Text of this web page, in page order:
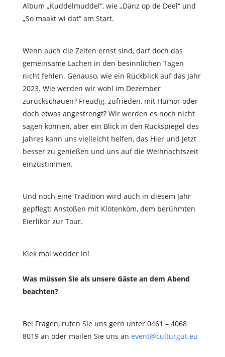
Album „Kuddelmuddel“, wie „Dänz op de Deel“ und
„So maakt wi dat“ am Start.
Wenn auch die Zeiten ernst sind, darf doch das
gemeinsame Lachen in den besinnlichen Tagen
nicht fehlen. Genauso, wie ein Rückblick auf das Jahr
2023. Wie werden wir wohl im Dezember
zurückschauen? Freudig, zufrieden, mit Humor oder
doch etwas angestrengt? Wir werden es noch nicht
sagen können, aber ein Blick in den Rückspiegel des
Jahres kann uns vielleicht helfen, das Hier und Jetzt
besser zu genießen und uns auf die Weihnachtszeit
einzustimmen.
Und noch eine Tradition wird auch in diesem Jahr
gepflegt: Anstoßen mit Klötenköm, dem berühmten
Eierlikör zur Tour.
Kiek mol wedder in!
Was müssen Sie als unsere Gäste an dem Abend
beachten?
Bei Fragen, rufen Sie uns gern unter 0461 – 4068
8019 an oder mailen Sie uns an event@culturgut.eu